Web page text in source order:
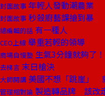
封面故事 年輕人發動潮農業
封面故事 秒殺廚藝課搶到暴
總編輯的話 有一種人
CEO上線 舉重若輕的領導
商場自慢塾 生氣3分鐘就夠了！
去梯言 末日槍決
大師開講 美國不想「跳崖」
管理相對論 製造轉品牌 該改